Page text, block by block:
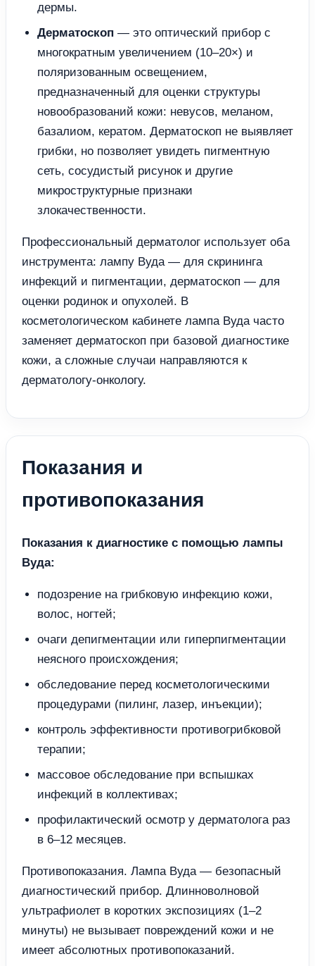
дермы.
Дерматоскоп — это оптический прибор с
многократным увеличением (10–20×) и
поляризованным освещением,
предназначенный для оценки структуры
новообразований кожи: невусов, меланом,
базалиом, кератом. Дерматоскоп не выявляет
грибки, но позволяет увидеть пигментную
сеть, сосудистый рисунок и другие
микроструктурные признаки
злокачественности.
Профессиональный дерматолог использует оба
инструмента: лампу Вуда — для скрининга
инфекций и пигментации, дерматоскоп — для
оценки родинок и опухолей. В
косметологическом кабинете лампа Вуда часто
заменяет дерматоскоп при базовой диагностике
кожи, а сложные случаи направляются к
дерматологу-онкологу.
Показания и
противопоказания
Показания к диагностике с помощью лампы
Вуда:
подозрение на грибковую инфекцию кожи,
волос, ногтей;
очаги депигментации или гиперпигментации
неясного происхождения;
обследование перед косметологическими
процедурами (пилинг, лазер, инъекции);
контроль эффективности противогрибковой
терапии;
массовое обследование при вспышках
инфекций в коллективах;
профилактический осмотр у дерматолога раз
в 6–12 месяцев.
Противопоказания. Лампа Вуда — безопасный
диагностический прибор. Длинноволновой
ультрафиолет в коротких экспозициях (1–2
минуты) не вызывает повреждений кожи и не
имеет абсолютных противопоказаний.